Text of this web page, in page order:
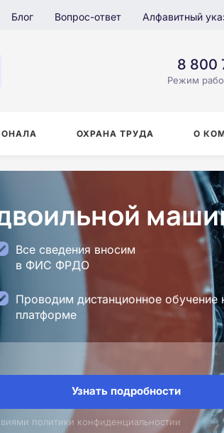
Блог Вопрос-ответ Алфавитный
8 800
Режим
ОХРАНА ТРУДА О
Все сведения вносим
в ФИС ФРДО
Проводим дистанционное обучение
платформе
Узнать подробности
политики конфиденциальностии